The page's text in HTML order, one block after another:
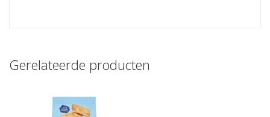
Gerelateerde producten